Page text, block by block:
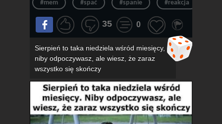
#mem #spać #spanie #reakcja
35 0
Sierpień to taka niedziela wśród miesięcy,
niby odpoczywasz, ale wiesz, że zaraz
wszystko się skończy